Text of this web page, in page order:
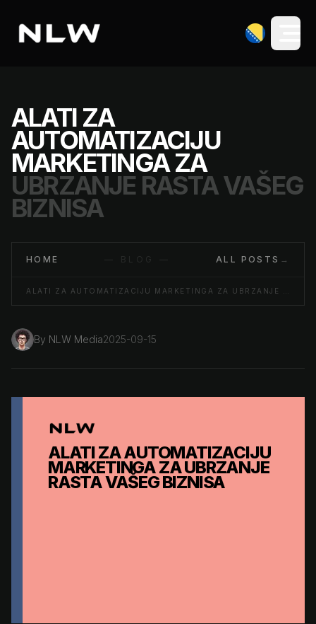
ALATI ZA
AUTOMATIZACIJU
MARKETINGA ZA
UBRZANJE RASTA VAŠEG
BIZNISA
HOME — BLOG — ALL POSTS →
By NLW Media2025-09-15
ALATI ZA AUTOMATIZACIJU
MARKETINGA ZA UBRZANJE
RASTA VAŠEG BIZNISA